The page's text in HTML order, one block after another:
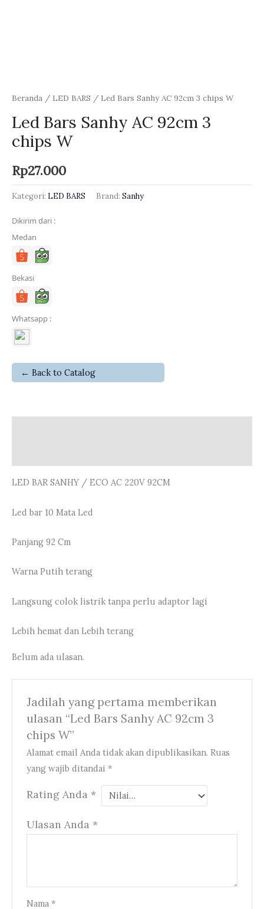
Beranda / LED BARS / Led Bars Sanhy AC 92cm 3 chips W
Led Bars Sanhy AC 92cm 3
chips W
Rp27.000
Kategori: LED BARS Brand: Sanhy
Dikirim dari :
Medan
Bekasi
Whatsapp :
← Back to Catalog
LED BAR SANHY / ECO AC 220V 92CM
Led bar 10 Mata Led
Panjang 92 Cm
Warna Putih terang
Langsung colok listrik tanpa perlu adaptor lagi
Lebih hemat dan Lebih terang
Belum ada ulasan.
Jadilah yang pertama memberikan
ulasan “Led Bars Sanhy AC 92cm 3
chips W”
Alamat email Anda tidak akan dipublikasikan. Ruas
yang wajib ditandai*
Rating Anda *
Ulasan Anda *
Nama*